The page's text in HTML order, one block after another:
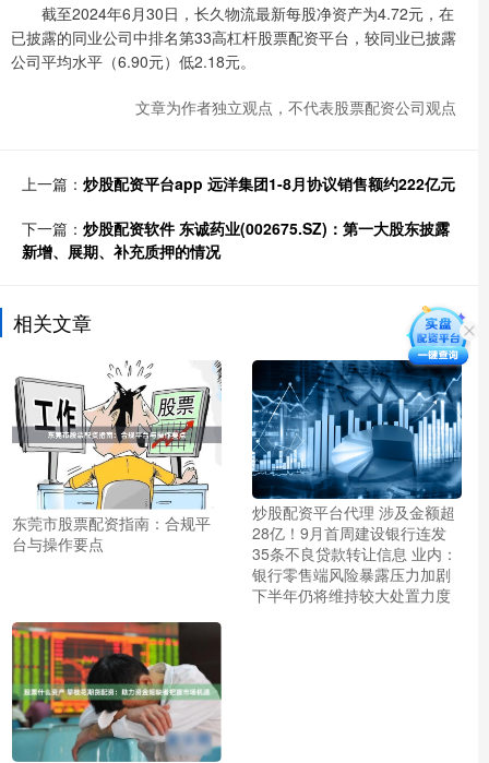
截至2024年6月30日，长久物流最新每股净资产为4.72元，在
已披露的同业公司中排名第33高杠杆股票配资平台，较同业已披露
公司平均水平（6.90元）低2.18元。
文章为作者独立观点，不代表股票配资公司观点
上一篇： 炒股配资平台app 远洋集团1-8月协议销售额约222亿元
下一篇： 炒股配资软件 东诚药业(002675.SZ)：第一大股东披露
新增、展期、补充质押的情况
相关文章
东莞市股票配资指南：合规平
台与操作要点
炒股配资平台代理 涉及金额超
28亿！9月首周建设银行连发
35条不良贷款转让信息 业内：
银行零售端风险暴露压力加剧
下半年仍将维持较大处置力度